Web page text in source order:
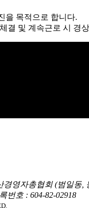
을 목적으로 합니다.
결 및 계속근로 시 경
경영자총협회 (범일동,
번호 : 604-82-02918